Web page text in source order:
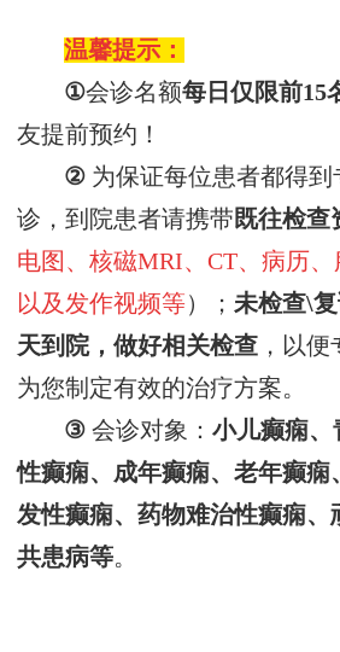
温馨提示：
①会诊名额每日仅 限前15
友提前预约！
② 为保证每位患者都得到
诊， 到院患者请携带既往检查
电图、核磁MRI、CT、病历、
以及发作视频等） ； 未检查\
天到院，做好相关检查 ，以
为您制定有效的治疗方案。
③会诊对象：小儿癫痫、
性癫痫、成年癫痫、老年癫痫
发性癫痫、药物难治性癫痫、
共患病等。